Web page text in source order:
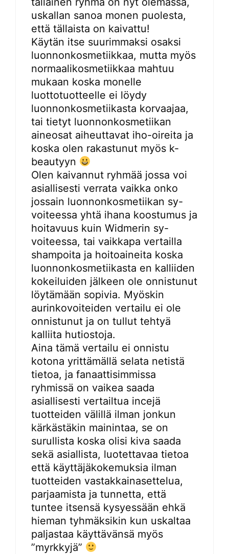
uskallan sanoa monen puolesta,
että tällaista on kaivattu!
Käytän itse suurimmaksi osaksi
luonnonkosmetiikkaa, mutta myös
normaalikosmetiikkaa mahtuu
mukaan koska monelle
luottotuotteelle ei löydy
luonnonkosmetiikasta korvaajaa,
tai tietyt luonnonkosmetiikan
aineosat aiheuttavat iho-oireita ja
koska olen rakastunut myös k-
beautyyn
Olen kaivannut ryhmää jossa voi
asiallisesti verrata vaikka onko
jossain luonnonkosmetiikan sy-
voiteessa yhtä ihana koostumus ja
hoitavuus kuin Widmerin sy-
voiteessa, tai vaikkapa vertailla
shampoita ja hoitoaineita koska
luonnonkosmetiikasta en kalliiden
kokeiluiden jälkeen ole onnistunut
löytämään sopivia. Myöskin
aurinkovoiteiden vertailu ei ole
onnistunut ja on tullut tehtyä
kalliita hutiostoja.
Aina tämä vertailu ei onnistu
kotona yrittämällä selata netistä
tietoa, ja fanaattisimmissa
ryhmissä on vaikea saada
asiallisesti vertailtua incejä
tuotteiden välillä ilman jonkun
kärkästäkin mainintaa, se on
surullista koska olisi kiva saada
sekä asiallista, luotettavaa tietoa
että käyttäjäkokemuksia ilman
tuotteiden vastakkainasettelua,
parjaamista ja tunnetta, että
tuntee itsensä kysyessään ehkä
hieman tyhmäksikin kun uskaltaa
paljastaa käyttävänsä myös
”myrkkyjä”